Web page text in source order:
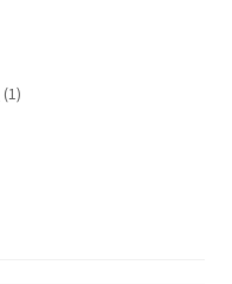
(1)